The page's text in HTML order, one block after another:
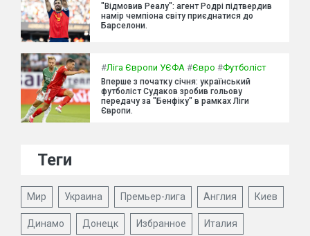
"Відмовив Реалу": агент Родрі підтвердив
намір чемпіона світу приєднатися до
Барселони.
#Ліга Європи УЄФА #Євро #Футболіст
Вперше з початку січня: український
футболіст Судаков зробив гольову
передачу за "Бенфіку" в рамках Ліги
Європи.
Теги
Мир Украина Премьер-лига Англия Киев
Динамо Донецк Избранное Италия